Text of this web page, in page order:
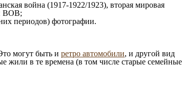
война (1917-1922/1923), вторая мировая
ВОВ;
периодов) фотографии.
могут быть и ретро автомобили, и другой вид
в те времена (в том числе старые семейные